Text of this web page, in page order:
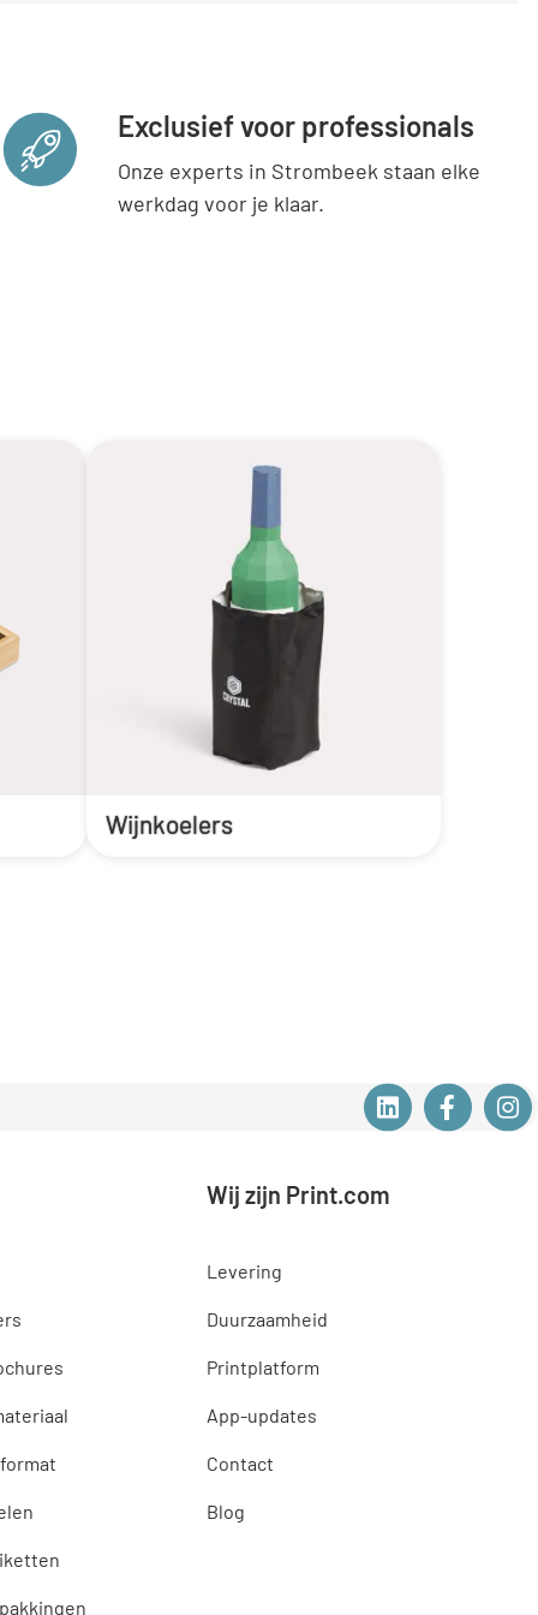
Exclusief voor professionals
Onze experts in Strombeek staan elke
werkdag voor je klaar.
Wijnkoelers
Wij zijn Print.com
Levering
Duurzaamheid
Printplatform
App-updates
Contact
Blog